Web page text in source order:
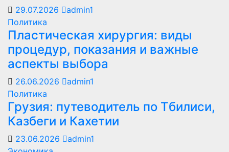
29.07.2026
admin1
Политика
Пластическая хирургия: виды
процедур, показания и важные
аспекты выбора
26.06.2026
admin1
Политика
Грузия: путеводитель по Тбилиси,
Казбеги и Кахетии
23.06.2026
admin1